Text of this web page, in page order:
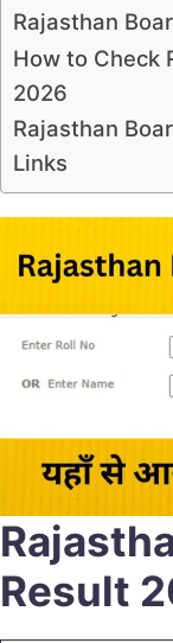
Rajasthan
How to Check
2026
Rajasthan
Links
Result